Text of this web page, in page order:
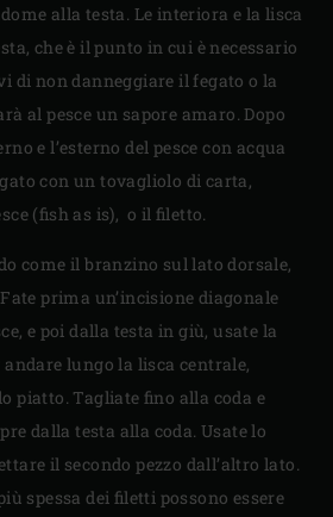
alla testa. Le interiora e la lisca
che è il punto in cui è necessario
di non danneggiare il fegato o la
al pesce un sapore amaro. Dopo
e l’esterno del pesce con acqua
con un tovagliolo di carta,
(fish as is), o il filetto.
come il branzino sul lato dorsale,
prima un’incisione diagonale
e poi dalla testa in giù, usate la
lungo la lisca centrale,
piatto. Tagliate fino alla coda e
dalla testa alla coda. Usate lo
il secondo pezzo dall’altro lato.
spessa dei filetti possono essere